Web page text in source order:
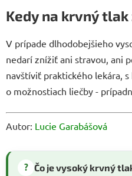
Kedy na krvný
V prípade dlhodobejšieho
nedarí znížiť ani stravou, ani
navštíviť praktického lekára,
o možnostiach liečby -
Autor: Lucie Garabášová
? Čo je vysoký krvný